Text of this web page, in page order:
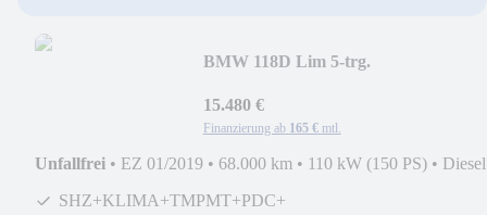
BMW 118D Lim 5-trg.
NEU+TMPMT+
15.480 €
Finanzierung ab 165 € mtl.
Unfallfrei • EZ 01/2019 • 68.000 km • 110 kW (150 PS) • Diesel
SHZ+KLIMA+TMPMT+PDC+